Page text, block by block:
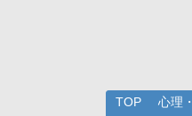
TOP 心理